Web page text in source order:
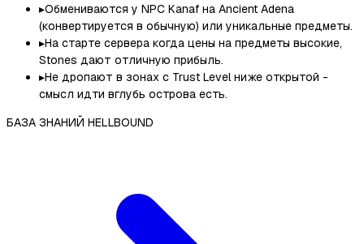
▸Обмениваются у NPC Kanaf на Ancient Adena
(конвертируется в обычную) или уникальные предметы.
▸На старте сервера когда цены на предметы высокие,
Stones дают отличную прибыль.
▸Не дропают в зонах с Trust Level ниже открытой -
смысл идти вглубь острова есть.
БАЗА ЗНАНИЙ HELLBOUND